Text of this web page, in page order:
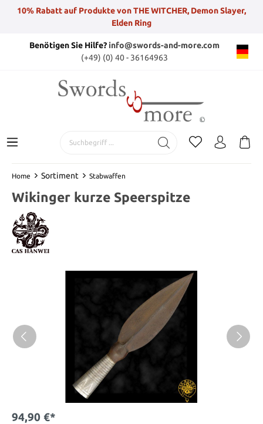
10% Rabatt auf Produkte von THE WITCHER, Demon Slayer,
Elden Ring
Benötigen Sie Hilfe?info@swords-and-more.com
(+49) (0) 40 - 36164963
Home Sortiment Stabwaffen
Wikinger kurze Speerspitze
94,90 €*